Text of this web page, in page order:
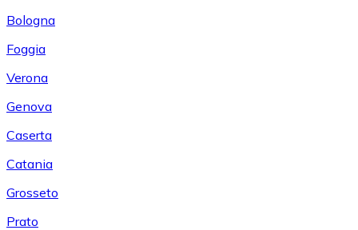
Bologna
Foggia
Verona
Genova
Caserta
Catania
Grosseto
Prato